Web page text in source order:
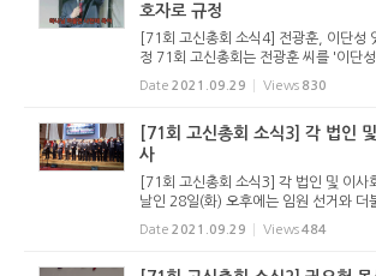
호자로 규정
[71회 고신총회 소식4] 전광훈, 이단성
정 71회 고신총회는 전광훈 씨를 '이단
규정하고, 참여금지를 결정했다. 이 안
회 총회에 상정되었는데, 당시 총회는 전
Date 2021.09.29 Views 830
[71회 고신총회 소식3] 각 법인
사
[71회 고신총회 소식3] 각 법인 및 이사
날인 28일(화) 오후에는 임원 선거와 더
단, KPM, 학교법인 고려학원의 이사 및
선출된 이사 및 감사는 다음과 같다. 유
Date 2021.09.29 Views484